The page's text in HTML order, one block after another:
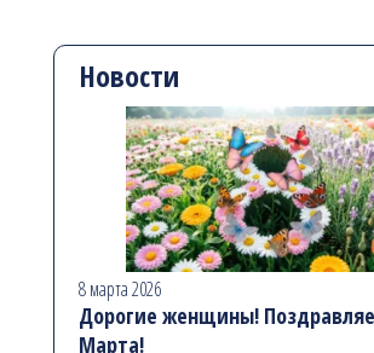
Новости
8 марта 2026
Дорогие женщины!
Марта!